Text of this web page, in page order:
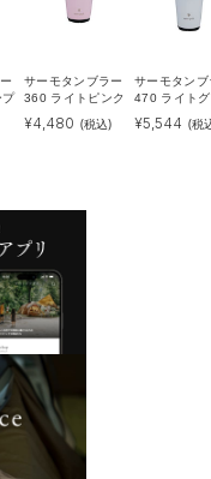
プ
サーモタンブラー
360 ライトピンク
¥4,480 (税込)
サーモタンブ
470 ライト
¥5,544 (税